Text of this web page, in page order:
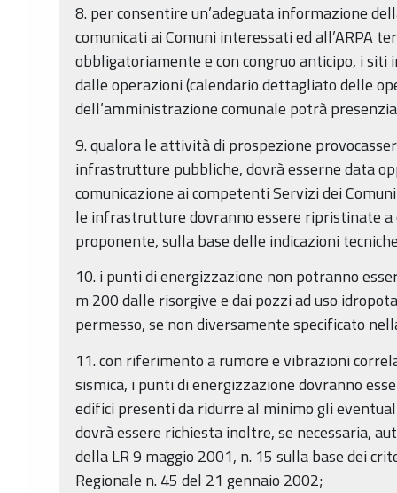
8. per consentire un’adeguata informazione
comunicati ai Comuni interessati ed all’ARPA
obbligatoriamente e con congruo anticipo, i siti
dalle operazioni (calendario dettagliato delle
dell’amministrazione comunale potrà
9. qualora le attività di prospezione
infrastrutture pubbliche, dovrà esserne data
comunicazione ai competenti Servizi dei
le infrastrutture dovranno essere ripristinate a
proponente, sulla base delle indicazioni
10. i punti di energizzazione non potranno
m 200 dalle risorgive e dai pozzi ad uso
permesso, se non diversamente specificato
11. con riferimento a rumore e vibrazioni
sismica, i punti di energizzazione dovranno
edifici presenti da ridurre al minimo gli
dovrà essere richiesta inoltre, se necessaria,
della LR 9 maggio 2001, n. 15 sulla base dei
Regionale n. 45 del 21 gennaio 2002;